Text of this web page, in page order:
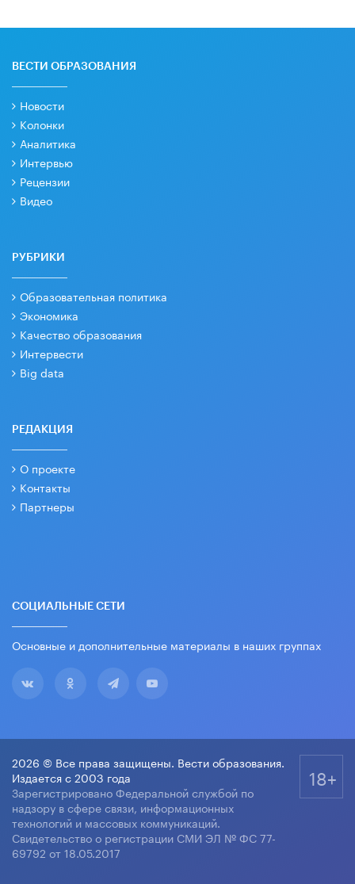
ВЕСТИ ОБРАЗОВАНИЯ
Новости
Колонки
Аналитика
Интервью
Рецензии
Видео
РУБРИКИ
Образовательная политика
Экономика
Качество образования
Интервести
Big data
РЕДАКЦИЯ
О проекте
Контакты
Партнеры
СОЦИАЛЬНЫЕ СЕТИ
Основные и дополнительные материалы в наших группах
2026 © Все права защищены. Вести образования.
Издается с 2003 года
Зарегистрировано Федеральной службой по
надзору в сфере связи, информационных
технологий и массовых коммуникаций.
Свидетельство о регистрации СМИ ЭЛ № ФС 77-
69792 от 18.05.2017
18+